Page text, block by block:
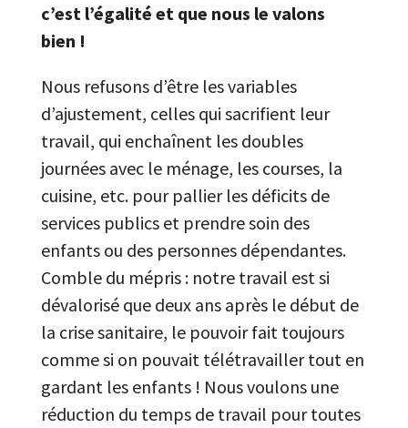
c’est l’égalité et que nous le valons
bien !
Nous refusons d’être les variables
d’ajustement, celles qui sacrifient leur
travail, qui enchaînent les doubles
journées avec le ménage, les courses, la
cuisine, etc. pour pallier les déficits de
services publics et prendre soin des
enfants ou des personnes dépendantes.
Comble du mépris : notre travail est si
dévalorisé que deux ans après le début de
la crise sanitaire, le pouvoir fait toujours
comme si on pouvait télétravailler tout en
gardant les enfants ! Nous voulons une
réduction du temps de travail pour toutes